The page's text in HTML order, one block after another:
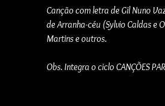
Canção com letra de Gil Nuno
de Arranha-céu (Sylvio Caldas e
Martins e outros.
Obs. Integra o ciclo CANÇÕES